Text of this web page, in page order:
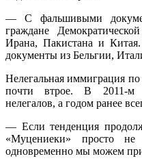
— С фальшивыми
граждане
Ирана, Пакистана и
документы из Бельгии,
Нелегальная иммиграция
почти втрое. В 2011-м
нелегалов, а годом ранее
— Если тенденция
«Муцениеки» просто
одновременно мы можем